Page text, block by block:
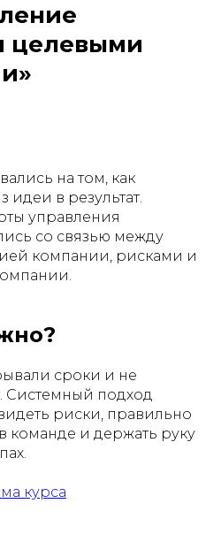
целевыми
на том, как
идеи в результат.
управления
со связью между
компании, рисками и
сроки и не
Системный подход
риски, правильно
команде и держать руку
курса